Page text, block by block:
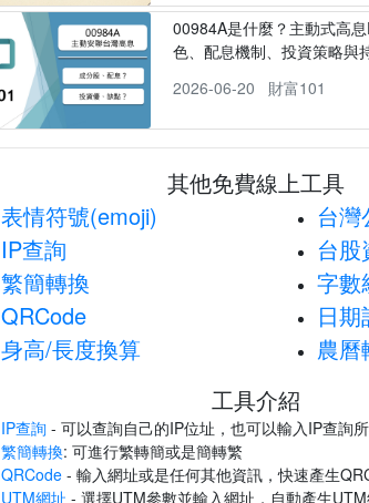
00984A是什麼？主動式高
色、配息機制、投資策略與
2026-06-20
財富101
其他免費線上工具
表情符號(emoji)
IP查詢
繁簡轉換
QRCode
身高/長度換算
台灣
台股
字數
日
農曆
工具介紹
IP查詢 - 可以查詢自己的IP位址，也可以輸入IP查詢
繁簡轉換: 可進行繁轉簡或是簡轉繁
QRCode - 輸入網址或是任何其他資訊，快速產生
UTM網址 - 選擇UTM參數並輸入網址，自動產生